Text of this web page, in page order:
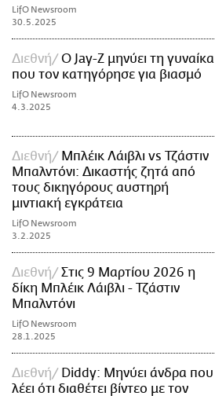
LifO Newsroom
30.5.2025
Διεθνή
Ο Jay-Z μηνύει τη γυναίκα
που τον κατηγόρησε για βιασμό
LifO Newsroom
4.3.2025
Διεθνή
Μπλέικ Λάιβλι vs Τζάστιν
Μπαλντόνι: Δικαστής ζητά από
τους δικηγόρους αυστηρή
μιντιακή εγκράτεια
LifO Newsroom
3.2.2025
Διεθνή
Στις 9 Μαρτίου 2026 η
δίκη Μπλέικ Λάιβλι - Τζάστιν
Μπαλντόνι
LifO Newsroom
28.1.2025
Διεθνή
Diddy: Μηνύει άνδρα που
λέει ότι διαθέτει βίντεο με τον